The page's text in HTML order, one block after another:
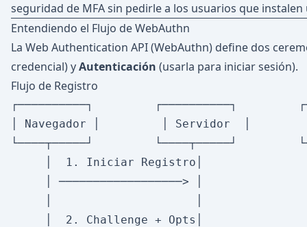
seguridad de MFA sin pedirle a los usuarios que
Entendiendo el Flujo de WebAuthn
La Web Authentication API (WebAuthn) define dos
credencial) yAutenticación (usarla para iniciar sesión).
Flujo de Registro
┌──────────┐         ┌──────────┐
│ Navegador │         │ Servidor  │
└────┬─────┘         └────┬─────┘
│  1. Iniciar Registro│
│ ──────────────────> │
│  2. Challenge + Opts│